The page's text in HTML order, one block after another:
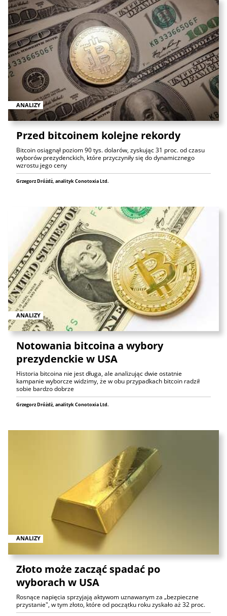
ANALIZY
Przed bitcoinem kolejne rekordy
Bitcoin osiągnął poziom 90 tys. dolarów, zyskując 31 proc. od czasu
wyborów prezydenckich, które przyczyniły się do dynamicznego
wzrostu jego ceny
Grzegorz Dróżdż, analityk Conotoxia Ltd.
ANALIZY
Notowania bitcoina a wybory
prezydenckie w USA
Historia bitcoina nie jest długa, ale analizując dwie ostatnie
kampanie wyborcze widzimy, że w obu przypadkach bitcoin radził
sobie bardzo dobrze
Grzegorz Dróżdż, analityk Conotoxia Ltd.
ANALIZY
Złoto może zacząć spadać po
wyborach w USA
Rosnące napięcia sprzyjają aktywom uznawanym za „bezpieczne
przystanie", w tym złoto, które od początku roku zyskało aż 32 proc.